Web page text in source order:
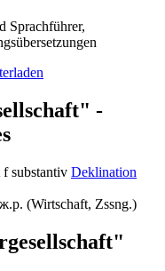
Sprachführer,
-
f substantiv Deklination
ж.р. (Wirtschaft, Zssng.)